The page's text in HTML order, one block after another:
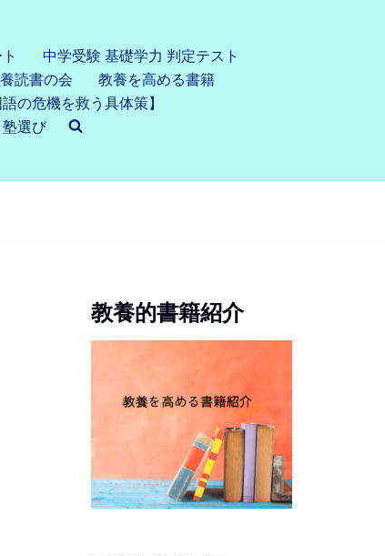
中学受験 基礎学力 判定テスト
読書の会
教養を高める書籍
の危機を救う具体策】
塾選び
教養的書籍紹介